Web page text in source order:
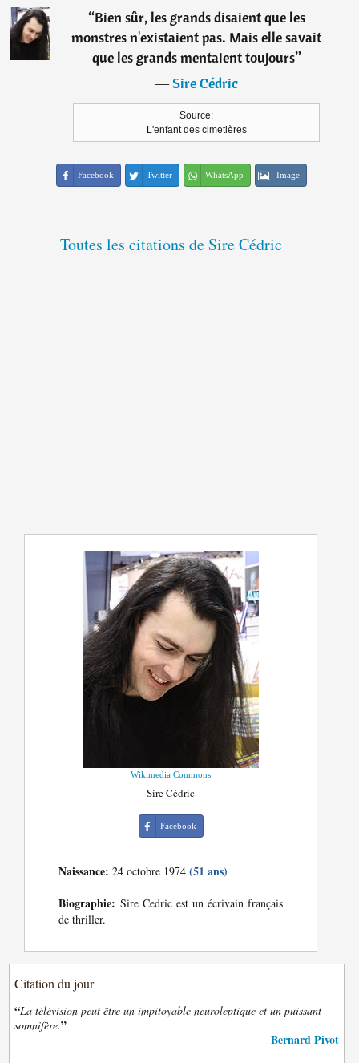
“Bien sûr, les grands disaient que les
monstres n'existaient pas. Mais elle savait
que les grands mentaient toujours”
―Sire Cédric
Source:
L'enfant des cimetières
Facebook Twitter WhatsApp Image
Toutes les citations de Sire Cédric
Wikimedia Commons
Sire Cédric
Facebook
Naissance: 24 octobre 1974(51 ans)
Biographie: Sire Cedric est un écrivain français
de thriller.
Citation du jour
“La télévision peut être un impitoyable neuroleptique et un puissant
somnifère.”
— Bernard Pivot